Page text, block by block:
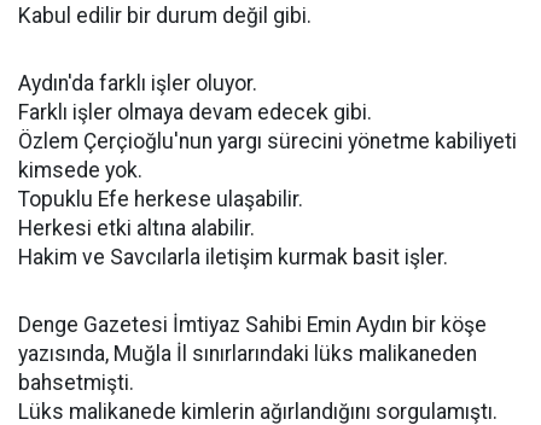
Kabul edilir bir durum değil gibi.
Aydın'da farklı işler oluyor.
Farklı işler olmaya devam edecek gibi.
Özlem Çerçioğlu'nun yargı sürecini yönetme kabiliyeti
kimsede yok.
Topuklu Efe herkese ulaşabilir.
Herkesi etki altına alabilir.
Hakim ve Savcılarla iletişim kurmak basit işler.
Denge Gazetesi İmtiyaz Sahibi Emin Aydın bir köşe
yazısında, Muğla İl sınırlarındaki lüks malikaneden
bahsetmişti.
Lüks malikanede kimlerin ağırlandığını sorgulamıştı.